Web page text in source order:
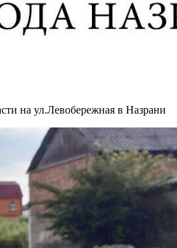
на ул.Левобережная в Назрани